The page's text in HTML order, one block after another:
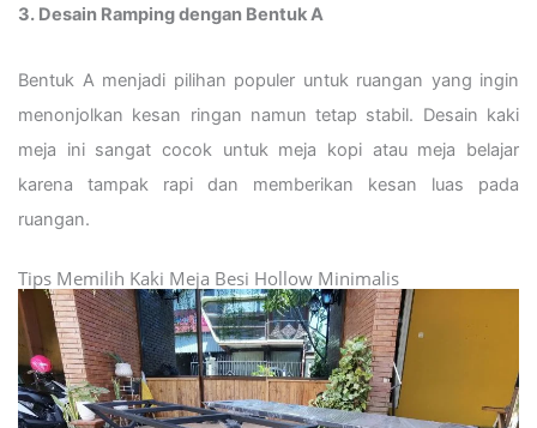
3. Desain Ramping dengan Bentuk A
Bentuk A menjadi pilihan populer untuk ruangan yang ingin
menonjolkan kesan ringan namun tetap stabil. Desain kaki
meja ini sangat cocok untuk meja kopi atau meja belajar
karena tampak rapi dan memberikan kesan luas pada
ruangan.
Tips Memilih Kaki Meja Besi Hollow Minimalis